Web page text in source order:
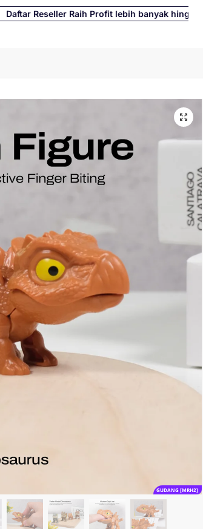
Reseller Raih Profit lebih banyak hingga 500%
GUDANG [MRH2]